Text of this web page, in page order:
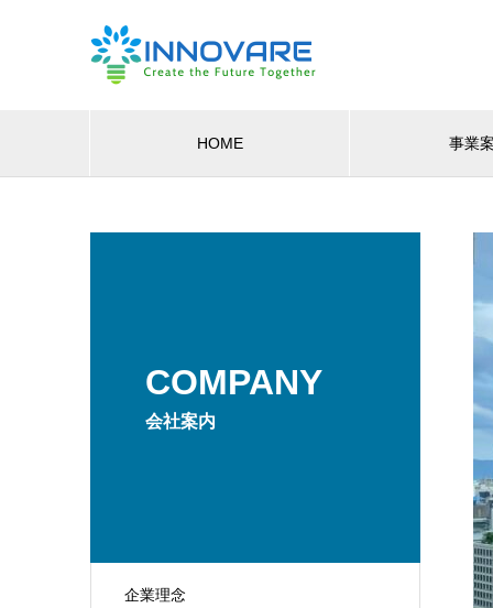
HOME 事業
COMPANY
会社案内
企業理念